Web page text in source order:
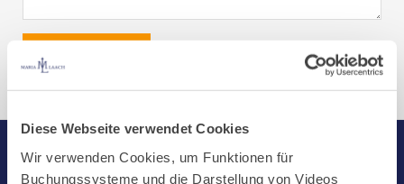
Diese Webseite verwendet Cookies
Wir verwenden Cookies, um Funktionen für
Buchungssysteme und die Darstellung von Videos
Start